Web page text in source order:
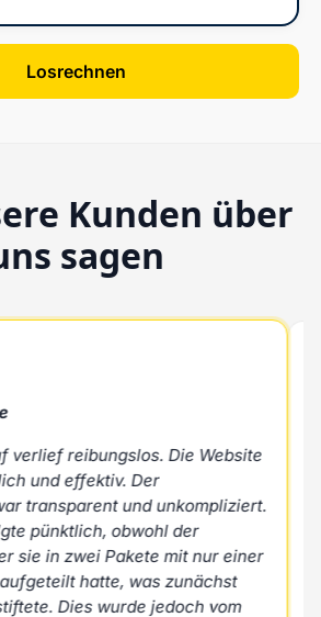
Losrechnen
Kunden über
sagen
verlief reibungslos. Die Website
und effektiv. Der
transparent und unkompliziert.
pünktlich, obwohl der
sie in zwei Pakete mit nur einer
hatte, was zunächst
Dies wurde jedoch vom